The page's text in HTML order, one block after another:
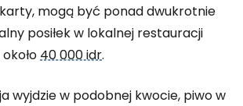
mogą być ponad dwukrotnie
posiłek w lokalnej restauracji
40 000 idr.
wyjdzie w podobnej kwocie, piwo w